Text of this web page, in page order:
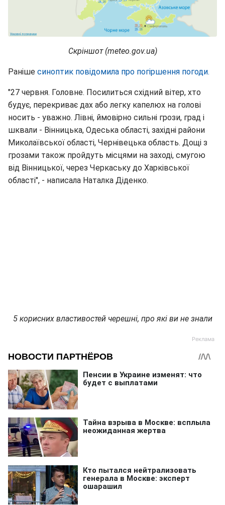
Скріншот (meteo.gov.ua)
Раніше синоптик повідомила про погіршення погоди.
"27 червня. Головне. Посилиться східний вітер, хто
будує, перекриває дах або легку капелюх на голові
носить - уважно. Лівні, ймовірно сильні грози, град і
шквали - Вінницька, Одеська області, західні райони
Миколаївської області, Чернівецька область. Дощі з
грозами також пройдуть місцями на заході, смугою
від Вінницької, через Черкаську до Харківської
області", - написала Наталка Діденко.
5 корисних властивостей черешні, про які ви не знали